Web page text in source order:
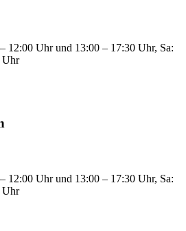
12:00 Uhr und 13:00 – 17:30 Uhr, Sa:
Uhr
12:00 Uhr und 13:00 – 17:30 Uhr, Sa:
Uhr